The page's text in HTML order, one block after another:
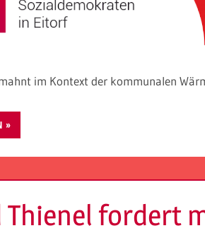
im Kontext der kommunalen
Thienel fordert